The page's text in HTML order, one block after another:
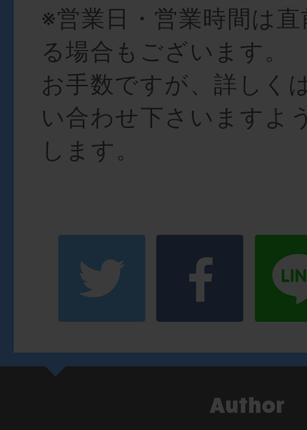
※営業日・営業時間は
る場合もございます。
お手数ですが、詳しく
い合わせ下さいますよ
します。